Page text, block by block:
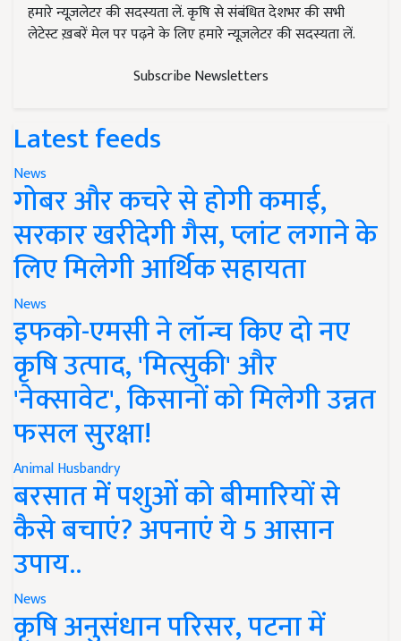
हमारे न्यूज़लेटर की सदस्यता लें. कृषि से संबंधित देशभर की सभी
लेटेस्ट ख़बरें मेल पर पढ़ने के लिए हमारे न्यूज़लेटर की सदस्यता लें.
Subscribe Newsletters
Latest feeds
News
गोबर और कचरे से होगी कमाई,
सरकार खरीदेगी गैस, प्लांट लगाने के
लिए मिलेगी आर्थिक सहायता
News
इफको-एमसी ने लॉन्च किए दो नए
कृषि उत्पाद, 'मित्सुकी' और
'नेक्सावेट', किसानों को मिलेगी उन्नत
फसल सुरक्षा!
Animal Husbandry
बरसात में पशुओं को बीमारियों से
कैसे बचाएं? अपनाएं ये 5 आसान
उपाय..
News
कृषि अनुसंधान परिसर, पटना में